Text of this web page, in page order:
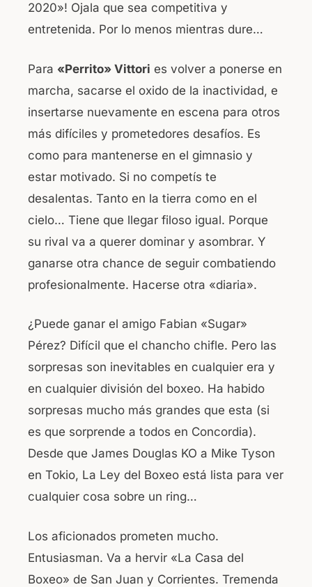
2020»! Ojala que sea competitiva y
entretenida. Por lo menos mientras dure…
Para «Perrito» Vittori es volver a ponerse en
marcha, sacarse el oxido de la inactividad, e
insertarse nuevamente en escena para otros
más difíciles y prometedores desafíos. Es
como para mantenerse en el gimnasio y
estar motivado. Si no competís te
desalentas. Tanto en la tierra como en el
cielo… Tiene que llegar filoso igual. Porque
su rival va a querer dominar y asombrar. Y
ganarse otra chance de seguir combatiendo
profesionalmente. Hacerse otra «diaria».
¿Puede ganar el amigo Fabian «Sugar»
Pérez? Difícil que el chancho chifle. Pero las
sorpresas son inevitables en cualquier era y
en cualquier división del boxeo. Ha habido
sorpresas mucho más grandes que esta (si
es que sorprende a todos en Concordia).
Desde que James Douglas KO a Mike Tyson
en Tokio, La Ley del Boxeo está lista para ver
cualquier cosa sobre un ring…
Los aficionados prometen mucho.
Entusiasman. Va a hervir «La Casa del
Boxeo» de San Juan y Corrientes. Tremenda